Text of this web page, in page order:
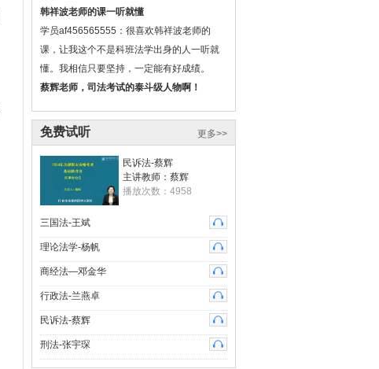
韩祥波老师的课一听就懂
学员af456565555：很喜欢韩祥波老师的
课，让我这个不是科班法学出身的人一听就
懂。我相信只要坚持，一定能有好成绩。
蔡辉老师，司法考试的泰斗级人物啊！
楚、明明白白，让人听得津津有味，使考生
做题的准确率迅速提高，杨老师对课程分
杨帆老师，我的最爱
杨帆老师的课程论证充分，特别细致，严谨
认真，条分缕析，逻辑严谨，分析透彻，思
学员dh14050516：赵真老师的课讲得条理清
晰，听了他的课，在上大学期间纠结很长时
间都不懂的知识点终于茅塞顿开，说明他
王斌老师的课很棒！
学员dw14032537：听了赵真老师的课程，
受益良多，感觉建立了有序的知识体系。赵
真老师的课很棒！
更多>>
免费试听
民诉法-蔡辉
主讲教师：蔡辉
播放次数：4958
三国法-王斌
理论法学-杨帆
商经法—邓金华
行政法-兰燕卓
民诉法-蔡辉
刑法-张宇琛